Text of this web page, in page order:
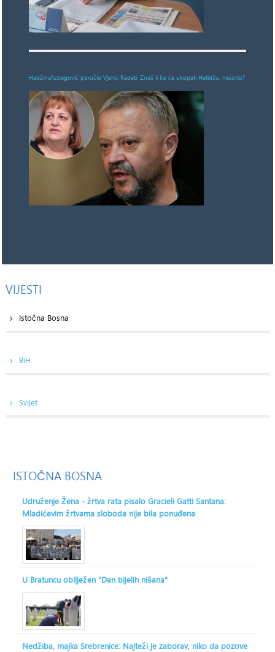
Hadžihafizbegović poručio Vjerici Radeti: Znaš li ko će ukopati Hatidžu, nesorto?
VIJESTI
Istočna Bosna
BiH
Svijet
ISTOČNA BOSNA
Udruženje Žena - žrtva rata pisalo Gracieli Gatti Santana:
Mladićevim žrtvama sloboda nije bila ponuđena
U Bratuncu obilježen "Dan bijelih nišana"
Nedžiba, majka Srebrenice: Najteži je zaborav, niko da pozove